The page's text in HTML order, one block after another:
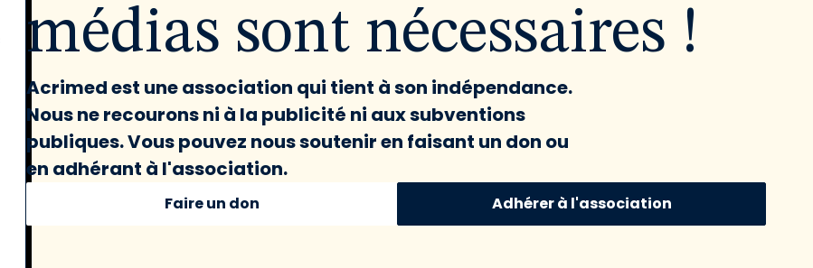
médias sont nécessaires !
Acrimed est une association qui tient à son indépendance.
Nous ne recourons ni à la publicité ni aux subventions
publiques. Vous pouvez nous soutenir en faisant un don ou
en adhérant à l'association.
Faire un don Adhérer à l'association